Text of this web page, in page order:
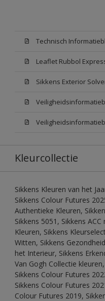
Leaflet Rubbol
Kleurcollectie
Sikkens Kleuren van het
Sikkens Colour Futures
Authentieke Kleuren,
Sikkens 5051, Sikkens
Kleuren, Sikkens
Witten, Sikkens
het Interieur, Sikkens
Van Gogh Collectie
Sikkens Colour Futures
Sikkens Colour Futures
Colour Futures 2019,